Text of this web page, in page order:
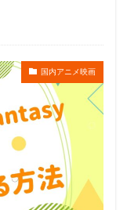
菅田将暉
草刈正雄
荒井勇樹
荒川眞嗣
荒木英樹
国内アニメ映画